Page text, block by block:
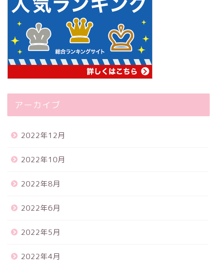
アーカイブ
2022年12月
2022年10月
2022年8月
2022年6月
2022年5月
2022年4月